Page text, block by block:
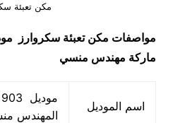
مكن تعبئة
مواصفات مكن تعبئة سكروارز
ماركة مهندس منسي
اسم الموديل
المهندس